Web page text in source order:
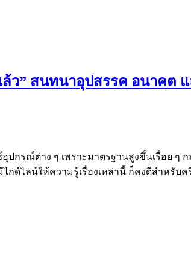
” สนทนาอุปสรรค อนาคต แ
ปกรณ์ต่าง ๆ เพราะมาตรฐานสูงขึ้นเรื่อย
ด์ไลน์ให้ความรู้เรื่องเหล่านี้ ก็คงดีสำหรับค